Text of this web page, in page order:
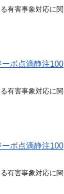
有害事象対応に関
ボ点滴静注100
有害事象対応に関
ボ点滴静注100
有害事象対応に関